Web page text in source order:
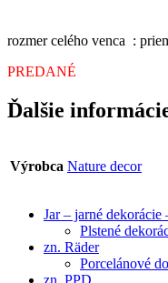
rozmer celého venca :
PREDANÉ
Ďalšie
Výrobca Nature decor
Jar – jarné
Plstené
zn. Räder
Porcelánové
zn. PPD